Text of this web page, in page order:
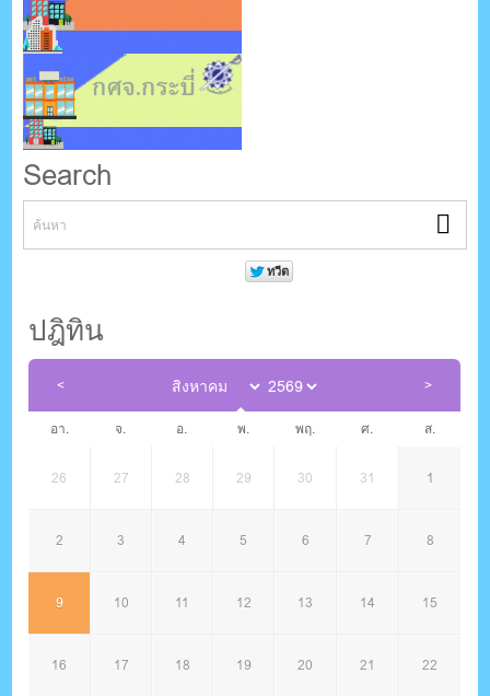
Search
ปฎิทิน
อา. จ. อ. พ. พฤ. ศ. ส.
26 27 28 29 30 31 1
2 3 4 5 6 7 8
9 10 11 12 13 14 15
16 17 18 19 20 21 22